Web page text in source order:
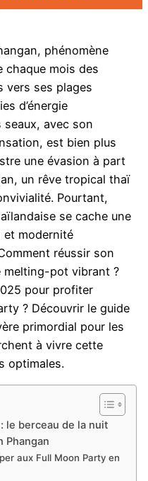
phénomène
chaque mois des
vers ses plages
d’énergie
avec son
est bien plus
une évasion à part
un rêve tropical thaï
Pourtant,
se cache une
et modernité
réussir son
melting-pot vibrant ?
pour profiter
? Découvrir le guide
primordial pour les
à vivre cette
optimales.
le berceau de la nuit
Phangan
aux Full Moon Party en